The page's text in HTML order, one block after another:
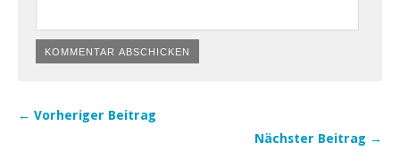
← Vorheriger Beitrag
Nächster Beitrag →